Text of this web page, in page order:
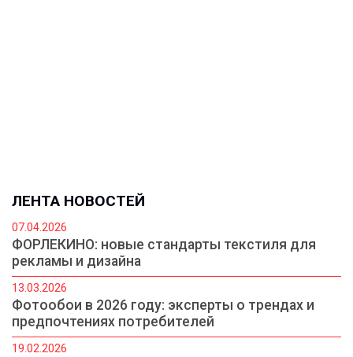
ЛЕНТА НОВОСТЕЙ
07.04.2026
ФОРЛЕКИНО: новые стандарты текстиля для
рекламы и дизайна
13.03.2026
Фотообои в 2026 году: эксперты о трендах и
предпочтениях потребителей
19.02.2026